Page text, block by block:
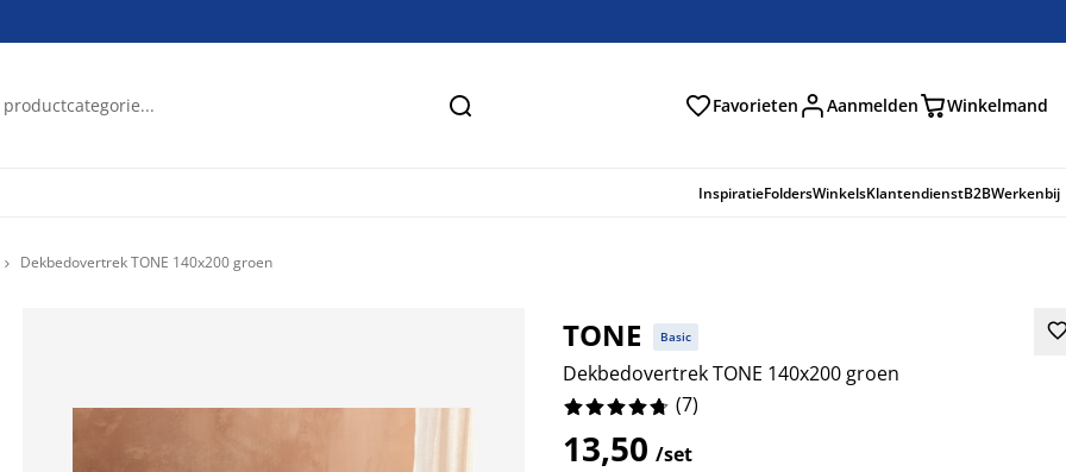
Zoeken Favorieten Aanmelden Winkelmand
InspiratieFoldersWinkelsKlantendienstB2BWerkenbij
Dekbedovertrek TONE 140x200 groen
TONE Basic
Dekbedovertrek TONE 140x200 groen
(7)
13,50 /set